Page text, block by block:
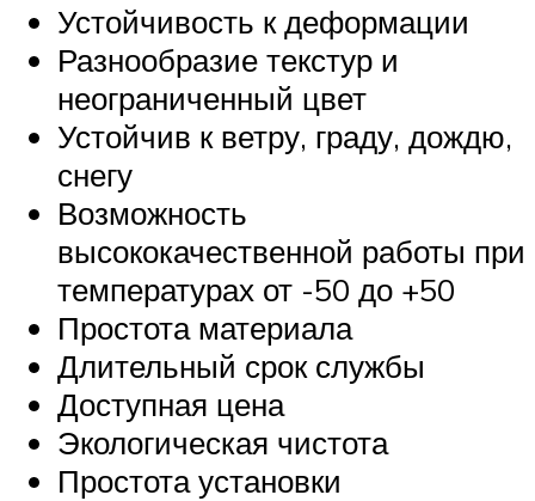
Устойчивость к деформации
Разнообразие текстур и
неограниченный цвет
Устойчив к ветру, граду, дождю,
снегу
Возможность
высококачественной работы при
температурах от -50 до +50
Простота материала
Длительный срок службы
Доступная цена
Экологическая чистота
Простота установки